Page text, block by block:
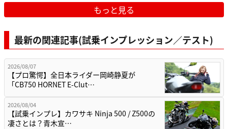
もっと見る
最新の関連記事(試乗インプレッション／テスト)
2026/08/07
【プロ驚愕】全日本ライダー岡崎静夏が
「CB750 HORNET E-Clut…
2026/08/04
【試乗インプレ】カワサキ Ninja 500 / Z500の
凄さとは？青木宣…